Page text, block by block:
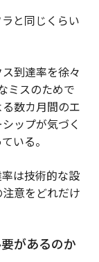
と同じくらい
到達率を徐々
ミスのためで
数カ月間のエ
ップが気づく
いる。
は技術的な設
意をどれだけ
があるのか